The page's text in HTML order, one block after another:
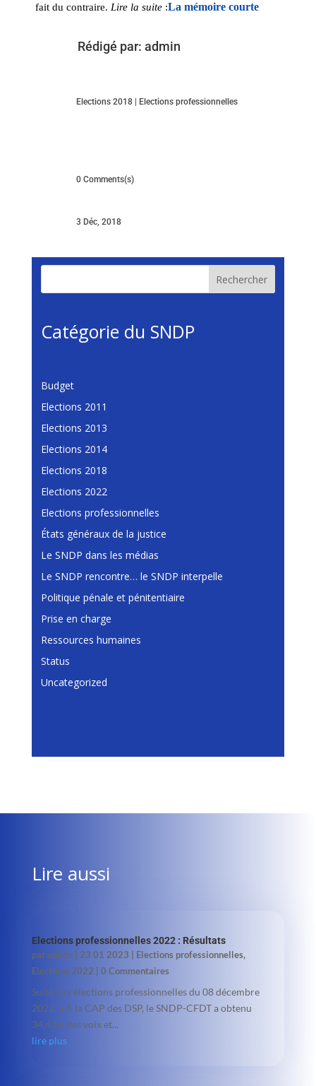
fait du contraire. Lire la suite :La mémoire courte
Rédigé par: admin
Elections 2018| Elections professionnelles
0 Comments(s)
3 Déc, 2018
Rechercher
Catégorie du SNDP
Budget
Elections 2011
Elections 2013
Elections 2014
Elections 2018
Elections 2022
Elections professionnelles
États généraux de la justice
Le SNDP dans les médias
Le SNDP rencontre… le SNDP interpelle
Politique pénale et pénitentiaire
Prise en charge
Ressources humaines
Status
Uncategorized
Lire aussi
Elections professionnelles 2022 : Résultats
paradmin| 23 01 2023 Elections professionnelles,
Elections 2022 | 0 Commentaires
Suite aux élections professionnelles du 08 décembre
2022, à A la CAP des DSP, le SNDP-CFDT a obtenu
34,43% des voix et...
lire plus